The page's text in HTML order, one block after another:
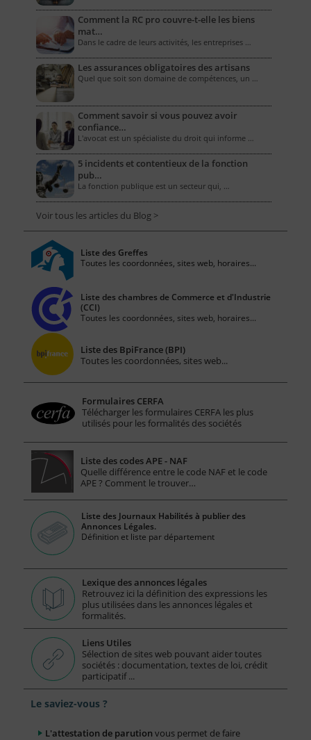
Comment la RC pro couvre-t-elle les biens
mat…
Dans le cadre de leurs activités, les entreprises …
Les assurances obligatoires des artisans
Quel que soit son domaine de compétences, un …
Comment savoir si vous pouvez avoir
confiance…
L'avocat est un spécialiste du droit qui informe …
5 incidents et contentieux de la fonction
pub…
La fonction publique est un secteur qui, …
Voir tous les articles du Blog >
Liste des Greffes
Toutes les coordonnées, sites web, horaires...
Liste des chambres de Commerce et d'Industrie
(CCI)
Toutes les coordonnées, sites web, horaires...
Liste des BpiFrance (BPI)
Toutes les coordonnées, sites web...
Formulaires CERFA
Télécharger les formulaires CERFA les plus
utilisés pour les formalités des sociétés
Liste des codes APE - NAF
Quelle différence entre le code NAF et le code
APE ? Comment le trouver…
Liste des Journaux Habilités à publier des
Annonces Légales.
Définition et liste par département
Lexique des annonces légales
Retrouvez ici la définition des expressions les
plus utilisées dans les annonces légales et
formalités.
Liens Utiles
Sélection de sites web pouvant aider toutes
sociétés : documentation, textes de loi, crédit
participatif ...
Le saviez-vous ?
L'attestation de parution vous permet de faire